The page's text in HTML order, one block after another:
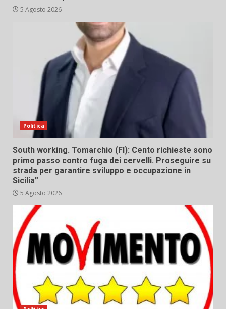
5 Agosto 2026
Politica
South working. Tomarchio (FI): Cento richieste sono
primo passo contro fuga dei cervelli. Proseguire su
strada per garantire sviluppo e occupazione in
Sicilia”
5 Agosto 2026